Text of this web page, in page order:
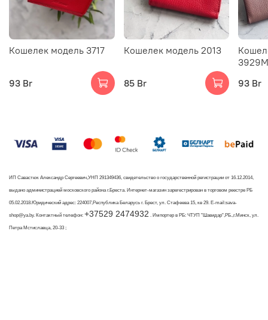
Кошелек модель 3717
93 Br
Кошелек модель 2013
85 Br
3929М
93 Br
ИП Савастюк Александр Сергеевич,УНП 291349436, свидетельство о государственной регистрации от 16.12.2014,
выдано администрацией московского района г.Бреста. Интернет-магазин зарегестрирован в торговом реестре РБ
05.02.2018.Юридический адрес: 224007,Республика Беларусь г. Брест, ул. Стафеева 15, кв 29. E-mail:sava-
shop@ya.by. Контактный телефон: +37529 2474932 . Импортер в РБ: ЧТУП "Шавидар",РБ.,г.Минск, ул.
Петра Мстиславца, 20-33 ;